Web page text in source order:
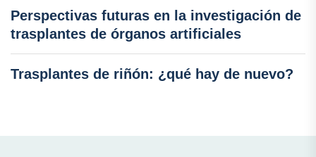
Perspectivas futuras en la investigación de
trasplantes de órganos artificiales
Trasplantes de riñón: ¿qué hay de nuevo?